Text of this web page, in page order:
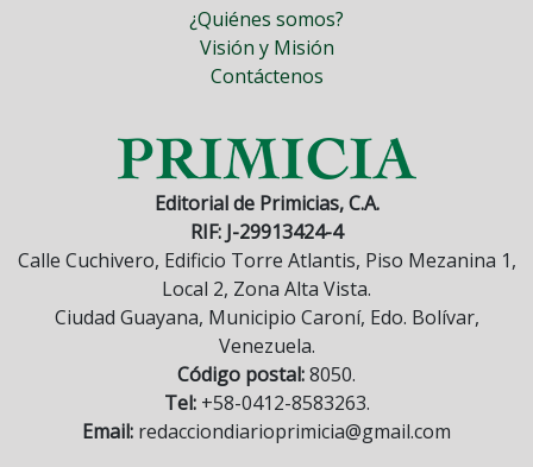
¿Quiénes somos?
Visión y Misión
Contáctenos
Editorial de Primicias, C.A.
RIF: J-29913424-4
Calle Cuchivero, Edificio Torre Atlantis, Piso Mezanina 1,
Local 2, Zona Alta Vista.
Ciudad Guayana, Municipio Caroní, Edo. Bolívar,
Venezuela.
Código postal:8050.
Tel:+58-0412-8583263.
Email: redacciondiarioprimicia@gmail.com